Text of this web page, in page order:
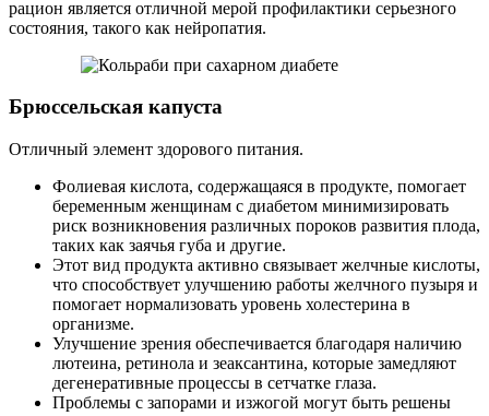
рацион является отличной мерой профилактики серьезного
состояния, такого как нейропатия.
Брюссельская капуста
Отличный элемент здорового питания.
Фолиевая кислота, содержащаяся в продукте, помогает
беременным женщинам с диабетом минимизировать
риск возникновения различных пороков развития плода,
таких как заячья губа и другие.
Этот вид продукта активно связывает желчные кислоты,
что способствует улучшению работы желчного пузыря и
помогает нормализовать уровень холестерина в
организме.
Улучшение зрения обеспечивается благодаря наличию
лютеина, ретинола и зеаксантина, которые замедляют
дегенеративные процессы в сетчатке глаза.
Проблемы с запорами и изжогой могут быть решены